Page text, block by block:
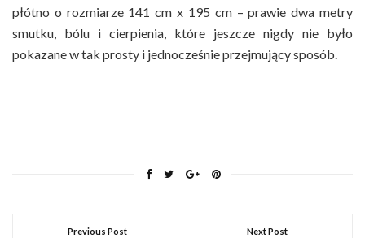
płótno o rozmiarze 141 cm x 195 cm – prawie dwa metry
smutku, bólu i cierpienia, które jeszcze nigdy nie było
pokazane w tak prosty i jednocześnie przejmujący sposób.
Previous Post Next Post